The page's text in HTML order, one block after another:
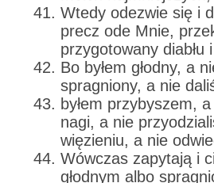
Wtedy odezwie się i
precz ode Mnie,
przygotowany diabłu
Bo byłem głodny, a
spragniony, a nie
byłem przybyszem,
nagi, a nie
więzieniu, a nie
Wówczas zapytają i
głodnym albo